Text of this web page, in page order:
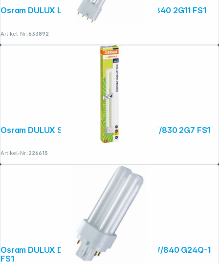
Osram DULUX L Energiesparlampe 18W/840 2G11 FS1
Artikel-Nr.:633892
Osram DULUX S/E Energiesparlampe 11W/830 2G7 FS1
Artikel-Nr.:226615
Osram DULUX D/E Energiesparlampe 13W/840 G24Q-1
FS1
Copyright © 2001 - 2026 dexxIT. Alle Rechte vorbehalten.